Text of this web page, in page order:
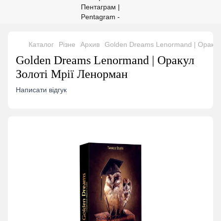
Каталог Різне Архив Golden Dreams Lenormand |
Golden Dreams Lenormand | Оракул
Золоті Мрії Ленорман
Написати відгук